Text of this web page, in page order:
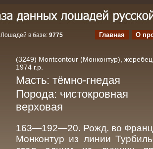
Лошадей в базе: 9775 Главная О
(3249) Montcontour (Монконтур),
1974 г.р.
Масть: тёмно-гнедая
Порода: чистокровная
верховая
163—192—20. Рожд. во
Монконтур из линии